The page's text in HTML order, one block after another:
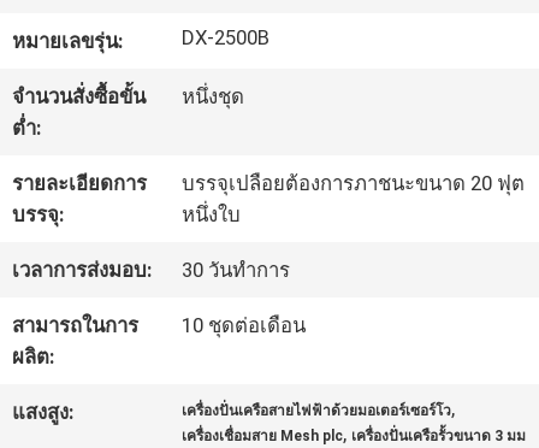
เกี่ยว
กับ
ทัวร์
โรงงาน
ควบคุม
หมายเลขรุ่น: DX-2500B
จำนวนสั่งซื้อขั้น
ต่ำ:
หนึ่งชุด
รายละเอียดการ
บรรจุ:
บรรจุเปลือยต้องการภาชนะขนาด 20 ฟุต
หนึ่งใบ
เวลาการส่งมอบ: 30 วันทำการ
สามารถในการ
ผลิต:
10 ชุดต่อเดือน
แสงสูง: เครื่องปั่นเครือสายไฟฟ้าด้วยมอเตอร์เซอร์โว,
เครื่องเชื่อมสาย Mesh plc, เครื่องปั่นเครือรั้วขนาด 3 มม